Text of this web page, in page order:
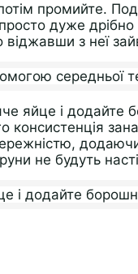
промийте.
дуже дрібно
з неї
яйце і додайте
консистенція
не будуть